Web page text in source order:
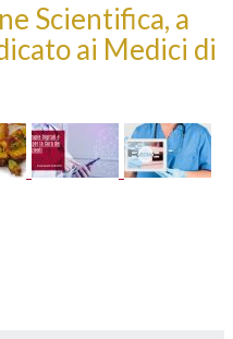
Scientifica, a
ai Medici di